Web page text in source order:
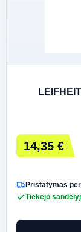
14,35 €
Pristatymas per
Tiekėjo